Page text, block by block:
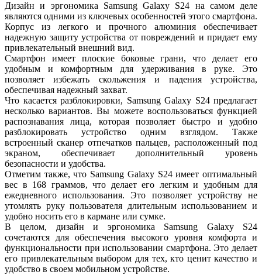
Дизайн и эргономика Samsung Galaxy S24 на самом деле
являются одними из ключевых особенностей этого смартфона.
Корпус из легкого и прочного алюминия обеспечивает
надежную защиту устройства от повреждений и придает ему
привлекательный внешний вид.
Смартфон имеет плоские боковые грани, что делает его
удобным и комфортным для удерживания в руке. Это
позволяет избежать скольжения и падения устройства,
обеспечивая надежный захват.
Что касается разблокировки, Samsung Galaxy S24 предлагает
несколько вариантов. Вы можете воспользоваться функцией
распознавания лица, которая позволяет быстро и удобно
разблокировать устройство одним взглядом. Также
встроенный сканер отпечатков пальцев, расположенный под
экраном, обеспечивает дополнительный уровень
безопасности и удобства.
Отметим также, что Samsung Galaxy S24 имеет оптимальный
вес в 168 граммов, что делает его легким и удобным для
ежедневного использования. Это позволяет устройству не
утомлять руку пользователя длительным использованием и
удобно носить его в кармане или сумке.
В целом, дизайн и эргономика Samsung Galaxy S24
сочетаются для обеспечения высокого уровня комфорта и
функциональности при использовании смартфона. Это делает
его привлекательным выбором для тех, кто ценит качество и
удобство в своем мобильном устройстве.